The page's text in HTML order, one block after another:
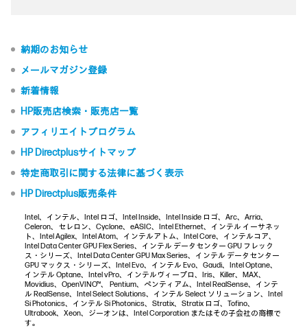
納期のお知らせ
メールマガジン登録
新着情報
HP販売店検索・販売店一覧
アフィリエイトプログラム
HP Directplusサイトマップ
特定商取引に関する法律に基づく表示
HP Directplus販売条件
Intel、インテル、Intel ロゴ、Intel Inside、Intel Inside ロゴ、Arc、Arria、
Celeron、セレロン、Cyclone、eASIC、Intel Ethernet、インテル イーサネッ
ト、Intel Agilex、Intel Atom、インテルアトム、Intel Core、インテルコア、
Intel Data Center GPU Flex Series、インテル データセンター GPU フレック
ス・シリーズ、Intel Data Center GPU Max Series、インテル データセンター
GPU マックス・シリーズ、Intel Evo、インテル Evo、Gaudi、Intel Optane、
インテル Optane、Intel vPro、インテルヴィープロ、Iris、Killer、MAX、
Movidius、OpenVINO™、 Pentium、ペンティアム、Intel RealSense、インテ
ル RealSense、Intel Select Solutions、インテル Select ソリューション、Intel
Si Photonics、インテル Si Photonics、Stratix、Stratix ロゴ、Tofino、
Ultrabook、Xeon、ジーオンは、Intel Corporation またはその子会社の商標で
す。